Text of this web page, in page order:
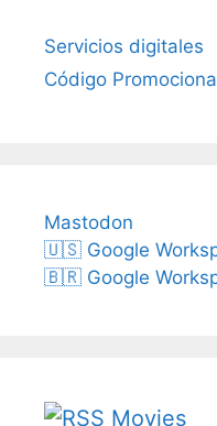
Servicios digitales
Código
Mastodon
🇺🇸 Google
🇧🇷 Google
Movies